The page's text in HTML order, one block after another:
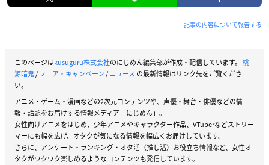
記事の内容について報告する
このページはkusuguru株式会社のにじめん編集部が作成・配信しています。 桃
源暗鬼/フェア・キャンペーン/ニュース の最新情報はリンク先をご覧くださ
い。
アニメ・ゲーム・漫画などの2次元コンテンツや、声優・舞台・俳優などの情
報・話題をお届けする情報メディア「にじめん」。
女性向けアニメをはじめ、少年アニメやキャラクター作品、VTuberなどストリー
マーにも幅を広げ、オタクが気になる情報を幅広くお届けしています。
さらに、アンケート・ランキング・オタ活（推し活）お役立ち情報など、女性オ
タクがワクワク楽しめるようなコンテンツも発信しています。